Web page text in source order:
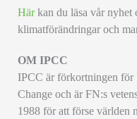
Härkan du läsa vår nyhet
klimatförändringar och
OM IPCC
IPCC är förkortningen för
Change och är FN:s
1988 för att förse världen